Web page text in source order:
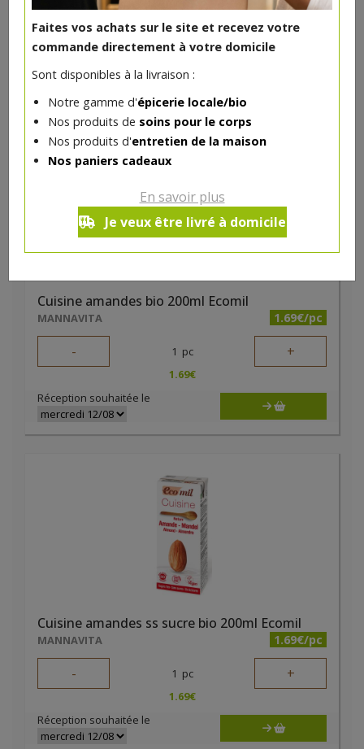
Faites vos achats sur le site et recevez votre
commande directement à votre domicile
Sont disponibles à la livraison :
Notre gamme d'épicerie locale/bio
Nos produits de soins pour le corps
Nos produits d'entretien de la maison
Nos paniers cadeaux
En savoir plus
Je veux être livré à domicile
DANS LA MÊME CATÉGORIE ...
Cuisine amandes bio 200ml Ecomil
MANNAVITA 1.69€/pc
- 1 pc +
1.69€
Réception souhaitée le
Cuisine amandes ss sucre bio 200ml Ecomil
MANNAVITA 1.69€/pc
- 1 pc +
1.69€
Réception souhaitée le